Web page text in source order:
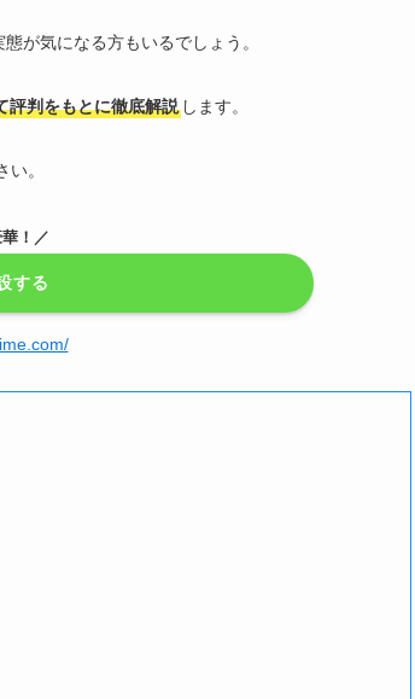
が気になる方もいるでしょう。
評判をもとに徹底解説 します。
。
！／
する